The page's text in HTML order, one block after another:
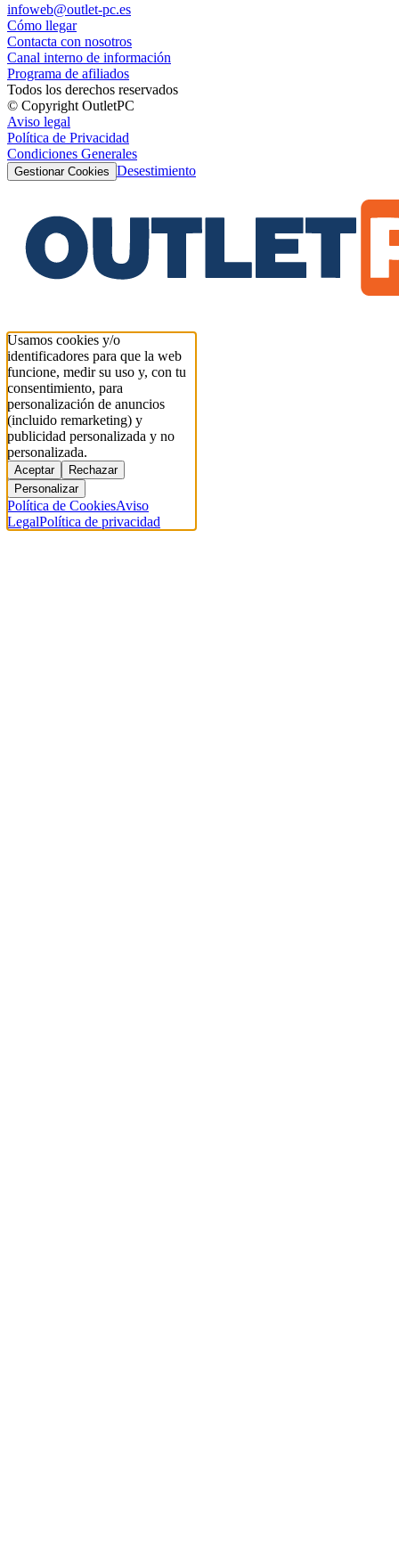
infoweb@outlet-pc.es
Cómo llegar
Contacta con nosotros
Canal interno de información
Programa de afiliados
Todos los derechos reservados
© Copyright OutletPC
Aviso legal
Política de Privacidad
Condiciones Generales
Gestionar Cookies Desestimiento
Usamos cookies y/o
identificadores para que la web
funcione, medir su uso y, con tu
consentimiento, para
personalización de anuncios
(incluido remarketing) y
publicidad personalizada y no
personalizada.
Aceptar
Rechazar
Personalizar
Política de CookiesAviso
LegalPolítica de privacidad